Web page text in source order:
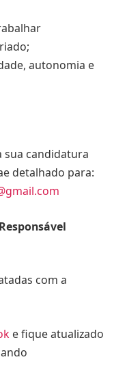
autonomia e
sua candidatura
detalhado para:
Responsável
com a
e fique atualizado